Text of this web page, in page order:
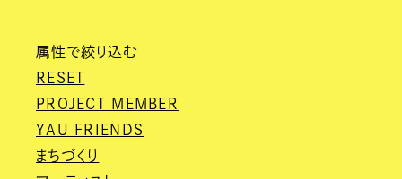
属性で絞り込む
RESET
PROJECT MEMBER
YAU FRIENDS
まちづくり